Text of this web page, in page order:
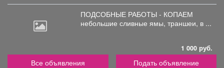
ПОДСОБНЫЕ РАБОТЫ - КОПАЕМ
небольшие сливные ямы, траншеи, в ...
1 000 руб.
Все объявления Подать объявление